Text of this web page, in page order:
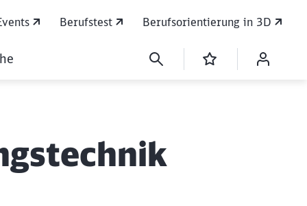
Berufstest Berufsorientierung in 3D